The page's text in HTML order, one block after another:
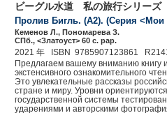
ビーグル水道 私の旅行シリー
Пролив Бигль. (A2). (Серия <Мои
Кеменов Л., Пономарева З.
СПб., <Златоуст> 60 c. pap.
2021 年 ISBN 9785907123861
Предлагаем вашему вниманию книгу
экстенсивного ознакомительного
Это увлекательные рассказы
стране и миру. Уровни
государственной системы
ударениями и авторскими